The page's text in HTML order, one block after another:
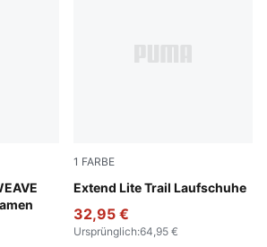
1 FARBE
Extend Lite Trail Laufschuhe
Loden Green-PUMA Black-
32,95 €
Ursprünglich:64,95 €